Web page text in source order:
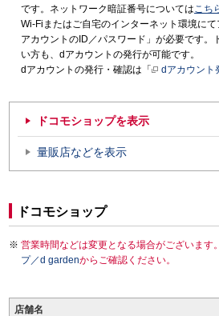
です。ネットワーク暗証番号についてはこち
Wi-Fiまたはご自宅のインターネット環境に
アカウントのID／パスワード」が必要です。
い方も、dアカウントの発行が可能です。
dアカウントの発行・確認は「
dアカウント
ドコモショップを表示
量販店などを表示
ドコモショップ
営業時間などは変更となる場合がございます
プ／d gardenからご確認ください。
店舗名